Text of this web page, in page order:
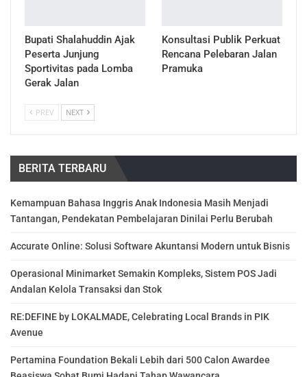
Bupati Shalahuddin Ajak
Peserta Junjung
Sportivitas pada Lomba
Gerak Jalan
Konsultasi Publik Perkuat
Rencana Pelebaran Jalan
Pramuka
PREV NEXT
BERITA TERBARU
Kemampuan Bahasa Inggris Anak Indonesia Masih Menjadi
Tantangan, Pendekatan Pembelajaran Dinilai Perlu Berubah
Accurate Online: Solusi Software Akuntansi Modern untuk Bisnis
Operasional Minimarket Semakin Kompleks, Sistem POS Jadi
Andalan Kelola Transaksi dan Stok
RE:DEFINE by LOKALMADE, Celebrating Local Brands in PIK
Avenue
Pertamina Foundation Bekali Lebih dari 500 Calon Awardee